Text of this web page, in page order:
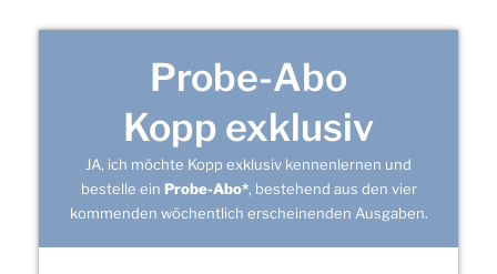
Probe-Abo
Kopp exklusiv
JA, ich möchte Kopp exklusiv kennenlernen und
bestelle ein Probe-Abo*, bestehend aus den vier
kommenden wöchentlich erscheinenden Ausgaben.